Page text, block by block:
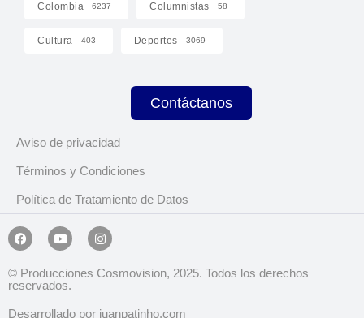
Colombia 6237 Columnistas 58
Cultura 403 Deportes 3069
Contáctanos
Aviso de privacidad
Términos y Condiciones
Política de Tratamiento de Datos
© Producciones Cosmovision, 2025. Todos los derechos
reservados.
Desarrollado por juanpatinho.com